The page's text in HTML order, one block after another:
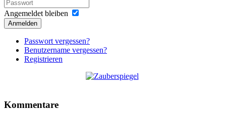
Angemeldet bleiben
Anmelden
Passwort vergessen?
Benutzername vergessen?
Registrieren
Kommentare